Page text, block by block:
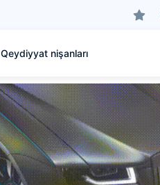
Qeydiyyat nişanları